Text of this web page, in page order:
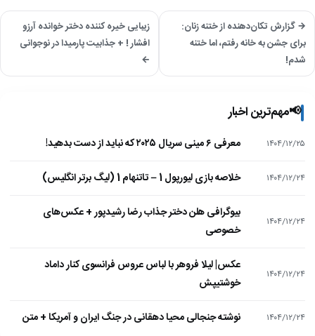
→ گزارش تکان‌دهنده از ختنه زنان:
برای جشن به خانه رفتم، اما ختنه
شدم!
زیبایی خیره کننده دختر خوانده آرزو
افشار ! + جذابیت پارمیدا در نوجوانی
←
📢مهم‌ترین اخبار
۱۴۰۴/۱۲/۲۵ معرفی ۶ مینی سریال ۲۰۲۵ که نباید از دست بدهید!
۱۴۰۴/۱۲/۲۴ خلاصه بازی لیورپول 1 – تاتنهام 1 (لیگ برتر انگلیس)
۱۴۰۴/۱۲/۲۴
بیوگرافی هلن دختر جذاب رضا رشیدپور + عکس‌های
خصوصی
۱۴۰۴/۱۲/۲۴
عکس| لیلا فروهر با لباس عروس فرانسوی کنار داماد
خوشتیپش
۱۴۰۴/۱۲/۲۴ نوشته جنجالی محیا دهقانی در جنگ ایران و آمریکا + متن